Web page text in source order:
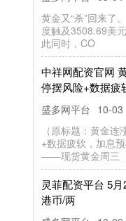
盛多网 02-17
本站消息，7月
554.32万元，融
1410.
深富优配APP
一轮融资 估值
盛多网配资
（原标题：AI初
估值或升至
168配资官网